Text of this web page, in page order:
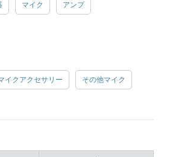
マイク アンプ
イクアクセサリー その他マイク